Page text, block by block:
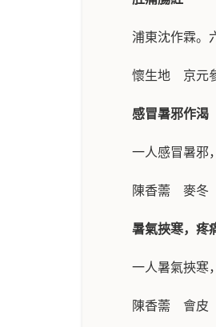
浦東沈作霖。
懷生地 京元
感冒暑邪作渴
一人感冒暑邪
陳香薷 麥
暑氣挾寒，疼
一人暑氣挾寒
陳香薷 會